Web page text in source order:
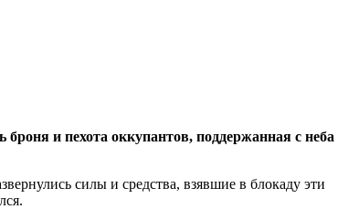
и пехота оккупантов, поддержанная с неба
силы и средства, взявшие в блокаду эти